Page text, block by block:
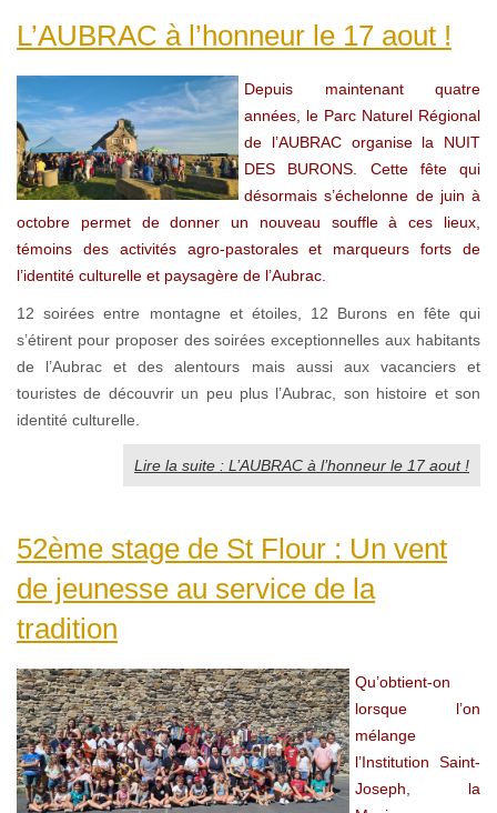
L’AUBRAC à l’honneur le 17 aout !
Depuis maintenant quatre
années, le Parc Naturel Régional
de l’AUBRAC organise la NUIT
DES BURONS. Cette fête qui
désormais s’échelonne de juin à
octobre permet de donner un nouveau souffle à ces lieux,
témoins des activités agro-pastorales et marqueurs forts de
l’identité culturelle et paysagère de l’Aubrac.
12 soirées entre montagne et étoiles, 12 Burons en fête qui
s’étirent pour proposer des soirées exceptionnelles aux habitants
de l’Aubrac et des alentours mais aussi aux vacanciers et
touristes de découvrir un peu plus l’Aubrac, son histoire et son
identité culturelle.
Lire la suite : L’AUBRAC à l’honneur le 17 aout !
52ème stage de St Flour : Un vent
de jeunesse au service de la
tradition
Qu’obtient-on
lorsque l’on
mélange
l’Institution Saint-
Joseph, la